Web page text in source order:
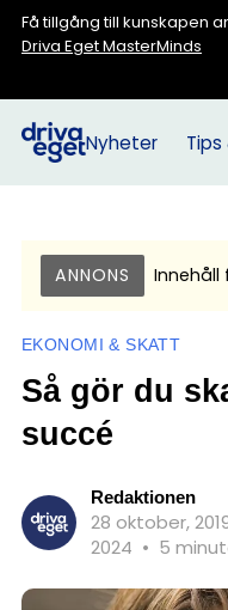
Få tillgång till kunskapen
Driva Eget MasterMinds
Nyheter
ANNONS Innehåll
EKONOMI & SKATT
Så gör du
succé
Redaktionen
28 oktober,
2024 • 5